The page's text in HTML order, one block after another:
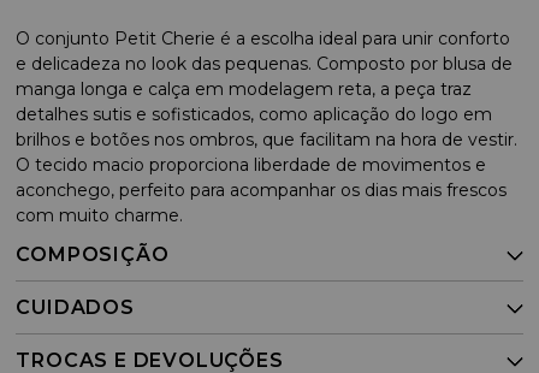
O conjunto Petit Cherie é a escolha ideal para unir conforto
e delicadeza no look das pequenas. Composto por blusa de
manga longa e calça em modelagem reta, a peça traz
detalhes sutis e sofisticados, como aplicação do logo em
brilhos e botões nos ombros, que facilitam na hora de vestir.
O tecido macio proporciona liberdade de movimentos e
aconchego, perfeito para acompanhar os dias mais frescos
com muito charme.
COMPOSIÇÃO
CUIDADOS
TROCAS E DEVOLUÇÕES